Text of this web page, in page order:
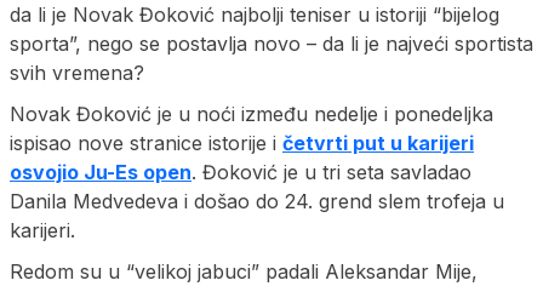
da li je Novak Đoković najbolji teniser u istoriji “bijelog
sporta”, nego se postavlja novo – da li je najveći sportista
svih vremena?
Novak Đoković je u noći između nedelje i ponedeljka
ispisao nove stranice istorije i četvrti put u karijeri
osvojio Ju-Es open. Đoković je u tri seta savladao
Danila Medvedeva i došao do 24. grend slem trofeja u
karijeri.
Redom su u “velikoj jabuci” padali Aleksandar Mije,